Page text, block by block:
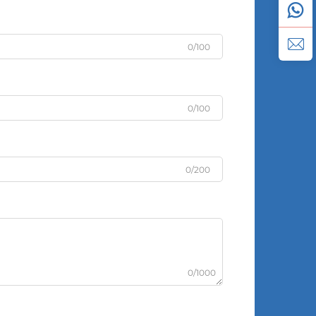
0/100
0/100
0/200
0/1000